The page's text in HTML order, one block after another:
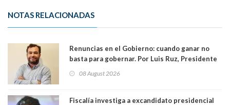
NOTAS RELACIONADAS
Renuncias en el Gobierno: cuando ganar no
basta para gobernar. Por Luis Ruz, Presidente
08 August 2026
Fiscalía investiga a excandidato presidencial